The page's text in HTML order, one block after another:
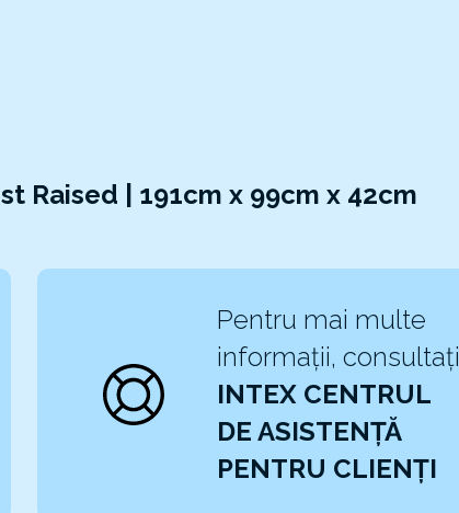
Raised | 191cm x 99cm x 42cm
Pentru mai multe
informații, consultați
INTEX CENTRUL
DE ASISTENȚĂ
PENTRU CLIENȚI